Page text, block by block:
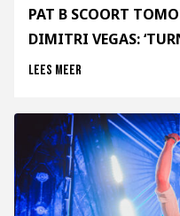
PAT B SCOORT
DIMITRI VEGAS:
Lees meer